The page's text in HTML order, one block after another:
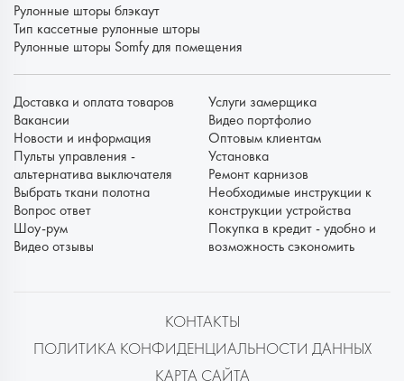
Рулонные шторы блэкаут
Тип кассетные рулонные шторы
Рулонные шторы Somfy для помещения
Доставка и оплата товаров
Вакансии
Новости и информация
Пульты управления -
альтернатива выключателя
Выбрать ткани полотна
Вопрос ответ
Шоу-рум
Видео отзывы
Услуги замерщика
Видео портфолио
Оптовым клиентам
Установка
Ремонт карнизов
Необходимые инструкции к
конструкции устройства
Покупка в кредит - удобно и
возможность сэкономить
КОНТАКТЫ
ПОЛИТИКА КОНФИДЕНЦИАЛЬНОСТИ ДАННЫХ
КАРТА САЙТА